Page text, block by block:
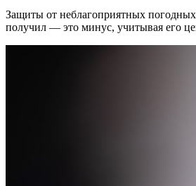
Защиты от неблагоприятных
получил — это минус, учитывая его